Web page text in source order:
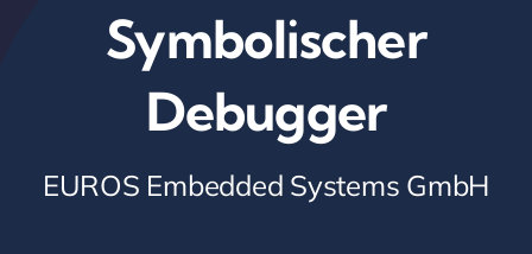
Symbolischer
Debugger
EUROS Embedded Systems GmbH